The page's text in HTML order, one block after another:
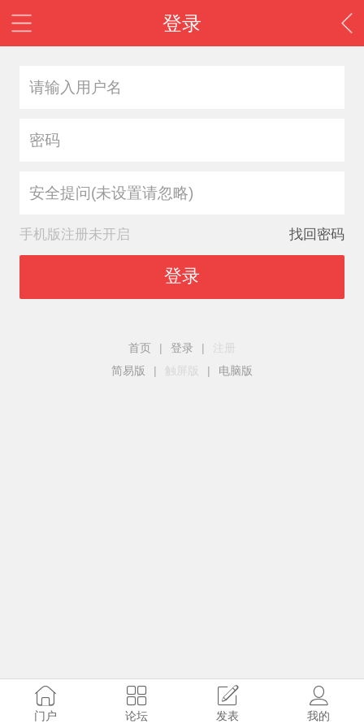
登录
安全提问(未设置请忽略)
手机版注册未开启 找回密码
登录
首页 | 登录 |
注册
简易版
| 触屏版 | 电脑版
门户 论坛 发表 我的